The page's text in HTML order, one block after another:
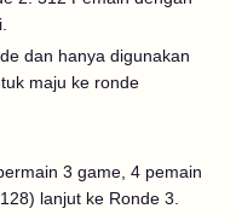
dan hanya digunakan
maju ke ronde
3 game, 4 pemain
lanjut ke Ronde 3.